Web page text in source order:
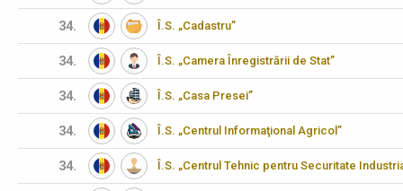
34. Î.S. „Cadastru”
34. Î.S. „Camera Înregistrării de Stat”
34. Î.S. „Casa Presei”
34. Î.S. „Centrul Informaţional Agricol”
34. Î.S. „Centrul Tehnic pentru Securitate